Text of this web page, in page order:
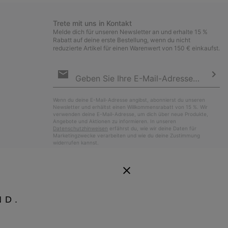
Trete mit uns in Kontakt
Melde dich für unseren Newsletter an und erhalte 15 %
Rabatt auf deine erste Bestellung, wenn du nicht
reduzierte Artikel für einen Warenwert von 150 € einkaufst.
Anmeldung
Wenn du deine E-Mail-Adresse angibst, abonnierst du unseren
Newsletter und erhältst einen Willkommensrabatt von 15 %. Wir
verwenden deine E-Mail-Adresse, um dich über neue Produkte,
Angebote und Aktionen zu informieren. In unseren
Datenschutzhinweisen erfährst du, wie wir deine Daten für
Marketingzwecke verarbeiten und wie du deine Zustimmung
widerrufen kannst.